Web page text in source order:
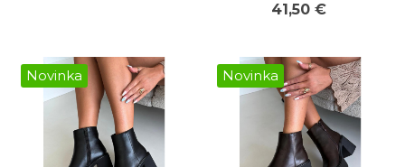
41,50 €
Novinka Novinka